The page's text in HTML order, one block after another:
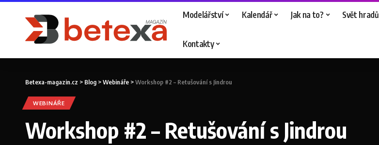
Modelářství Kalendář Jak na to? Svět hradů
Kontakty
Betexa-magazin.cz > Blog >Webináře >Workshop #2 – Retušování s Jindrou
WEBINÁŘE
Workshop #2 – Retušování s Jindrou